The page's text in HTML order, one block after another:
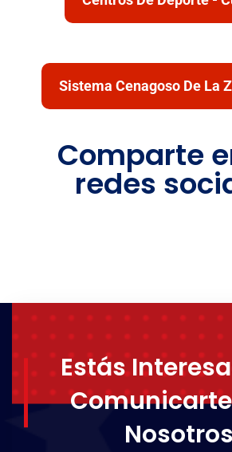
Sistema Cenagoso De La
Comparte
redes
Estás
Nosotros